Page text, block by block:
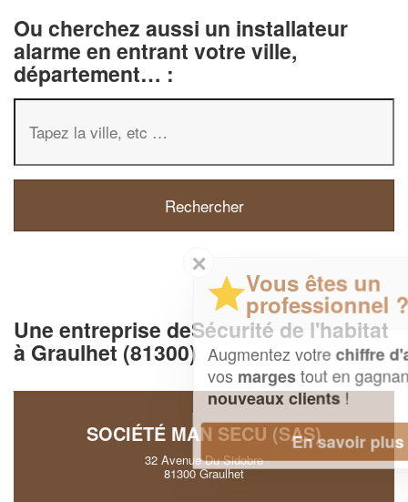
Ou cherchez aussi un installateur
alarme en entrant votre ville,
département… :
Une entreprise deSécurité de l'habitat
à Graulhet (81300)
SOCIÉTÉ MAN SECU (SAS)
32 Avenue Du Sidobre
81300 Graulhet
Vous êtes un
professionnel ?
Augmentez votrechiffre d'affaireset
tout en gagnant de
nouveaux clients!
En savoir plus